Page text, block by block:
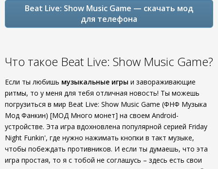
Beat Live: Show Music Game — скачать мод
для телефона
Что такое Beat Live: Show Music Game?
Если ты любишь музыкальные игры и завораживающие
ритмы, то у меня для тебя отличная новость! Ты можешь
погрузиться в мир Beat Live: Show Music Game (ФНФ Музыка
Мод Фанкин) [МОД Много монет] на своем Android-
устройстве. Эта игра вдохновлена популярной серией Friday
Night Funkin', где нужно нажимать кнопки в такт музыке,
чтобы побеждать противников. И если ты думаешь, что эта
игра простая, то я с тобой не соглашусь – здесь есть свои